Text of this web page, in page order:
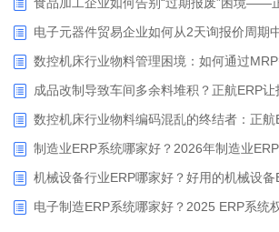
成品改制导致车间多余料堆积？正航ERP让
制造业ERP系统哪家好？2026年制造业
机械设备行业ERP哪家好？好用的机械设备
电子制造ERP系统哪家好？2025 ERP系统